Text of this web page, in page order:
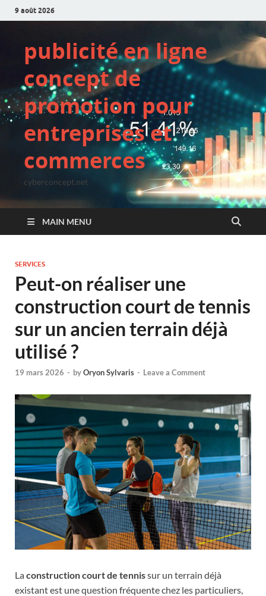
9 août 2026
publicité en ligne
concept de
promotion pour
entreprises et
commerces
cyberconcept.net
MAIN MENU
SERVICES
Peut-on réaliser une
construction court de tennis
sur un ancien terrain déjà
utilisé ?
19 mars 2026 - byOryon Sylvaris - Leave a Comment
Laconstruction court de tennissur un terrain déjà
existant est une question fréquente chez les particuliers,